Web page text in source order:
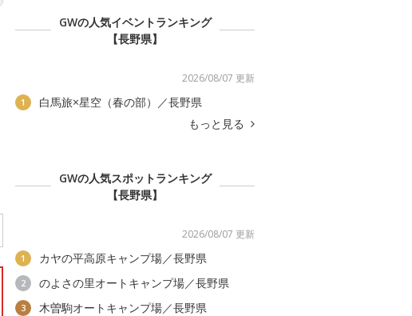
GWの人気イベントランキング
【長野県】
2026/08/07 更新
1
白馬旅×星空（春の部）／長野県
もっと見る
GWの人気スポットランキング
【長野県】
2026/08/07 更新
1 カヤの平高原キャンプ場／長野県
2 のよさの里オートキャンプ場／長野県
3 木曽駒オートキャンプ場／長野県